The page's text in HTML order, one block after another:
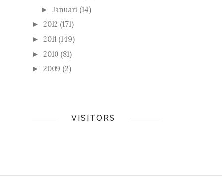
► Januari (14)
► 2012 (171)
► 2011 (149)
► 2010 (81)
► 2009 (2)
VISITORS